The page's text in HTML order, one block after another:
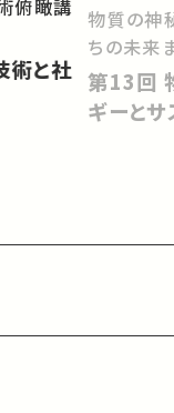
俯瞰講
物質の神
ちの未来
第13回 物質科学が拓く新エネル
ギーと